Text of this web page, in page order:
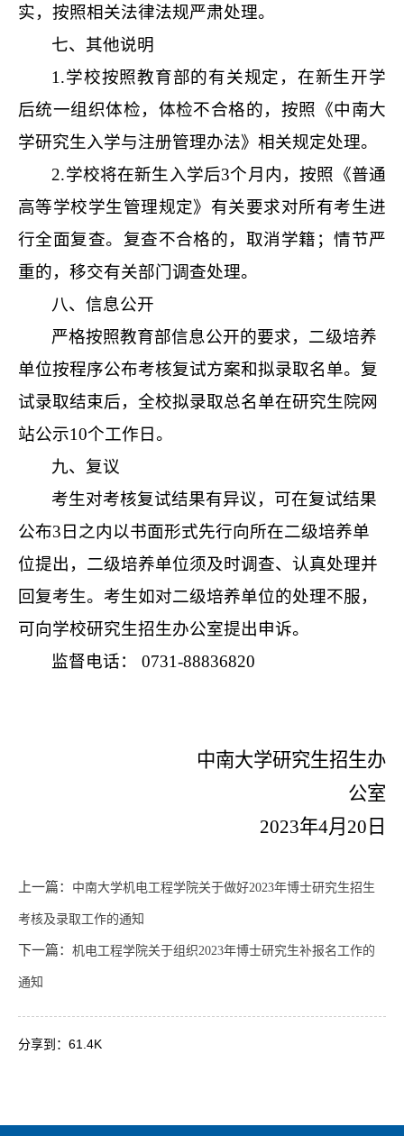
实，按照相关法律法规严肃处理。
七、其他说明
1.学校按照教育部的有关规定，在新生开学
后统一组织体检，体检不合格的，按照《中南大
学研究生入学与注册管理办法》相关规定处理。
2.学校将在新生入学后3个月内，按照《普通
高等学校学生管理规定》有关要求对所有考生进
行全面复查。复查不合格的，取消学籍；情节严
重的，移交有关部门调查处理。
八、信息公开
严格按照教育部信息公开的要求，二级培养
单位按程序公布考核复试方案和拟录取名单。复
试录取结束后，全校拟录取总名单在研究生院网
站公示10个工作日。
九、复议
考生对考核复试结果有异议，可在复试结果
公布3日之内以书面形式先行向所在二级培养单
位提出，二级培养单位须及时调查、认真处理并
回复考生。考生如对二级培养单位的处理不服，
可向学校研究生招生办公室提出申诉。
监督电话：
0731-88836820
中南大学研究生招生办
公室
2023年4月 20 日
上一篇： 中南大学机电工程学院关于做好2023年博士研究生招生
考核及录取工作的通知
下一篇： 机电工程学院关于组织2023年博士研究生补报名工作的
通知
分享到： 61.4K